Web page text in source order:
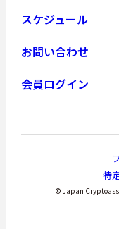
スケジュール
お問い合わせ
会員ログイン
特
© Japan